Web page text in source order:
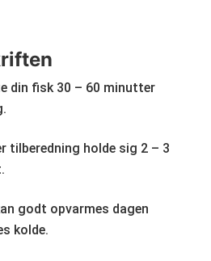
din fisk 30 – 60 minutter
tilberedning holde sig 2 – 3
godt opvarmes dagen
kolde.